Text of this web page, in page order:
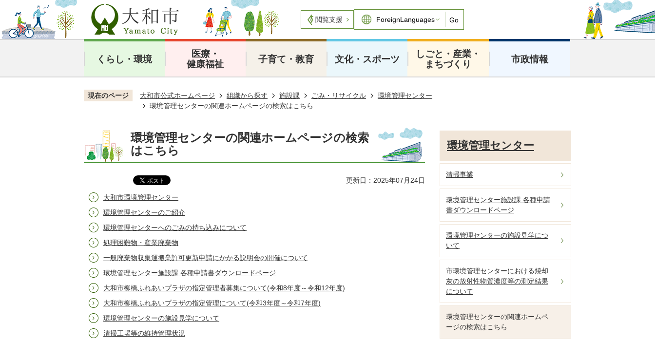
閲覧支援 Go
くらし・環境
医療・
健康福祉
子育て・教育 文化・スポーツ
しごと・産業・
まちづくり
市政情報
現在のページ 大和市公式ホームページ 組織から探す 施設課 ごみ・リサイクル
環境管理センター
環境管理センターの関連ホームページの検索はこちら
環境管理センターの関連ホームページの検索
はこちら
更新日：2025年07月24日
大和市環境管理センター
環境管理センターのご紹介
環境管理センターへのごみの持ち込みについて
処理困難物・産業廃棄物
一般廃棄物収集運搬業許可更新申請にかかる説明会の開催について
環境管理センター施設課 各種申請書ダウンロードページ
大和市柳橋ふれあいプラザの指定管理者募集について(令和8年度～令和12年度)
大和市柳橋ふれあいプラザの指定管理について(令和3年度～令和7年度)
環境管理センターの施設見学について
清掃工場等の維持管理状況
環境管理センター
清掃事業
環境管理センター施設課 各種申請
書ダウンロードページ
環境管理センターの施設見学につ
いて
市環境管理センターにおける焼却
灰の放射性物質濃度等の測定結果
について
環境管理センターの関連ホームペ
ージの検索はこちら